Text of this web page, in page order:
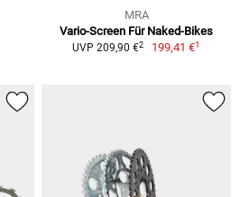
MRA
Vario-Screen Für Naked-Bikes
UVP 209,90 €2 199,41 €1